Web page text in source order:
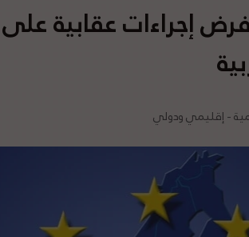
إجراءات عقابية
- إقليمي ودولي